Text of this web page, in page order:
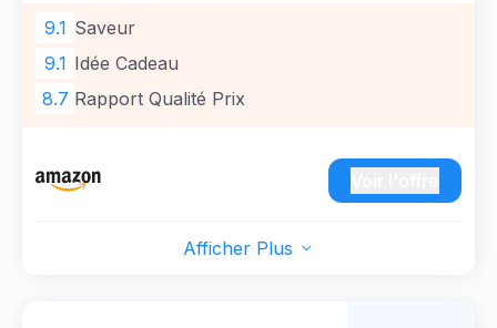
9.1 Saveur
9.1 Idée Cadeau
8.7 Rapport Qualité Prix
Afficher Plus